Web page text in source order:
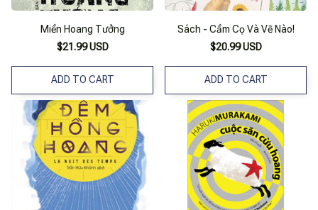
Miền Hoang Tưởng
$21.99 USD
ADD TO CART
Sách - Cầm Cọ Và Vẽ Nào!
$20.99 USD
ADD TO CART